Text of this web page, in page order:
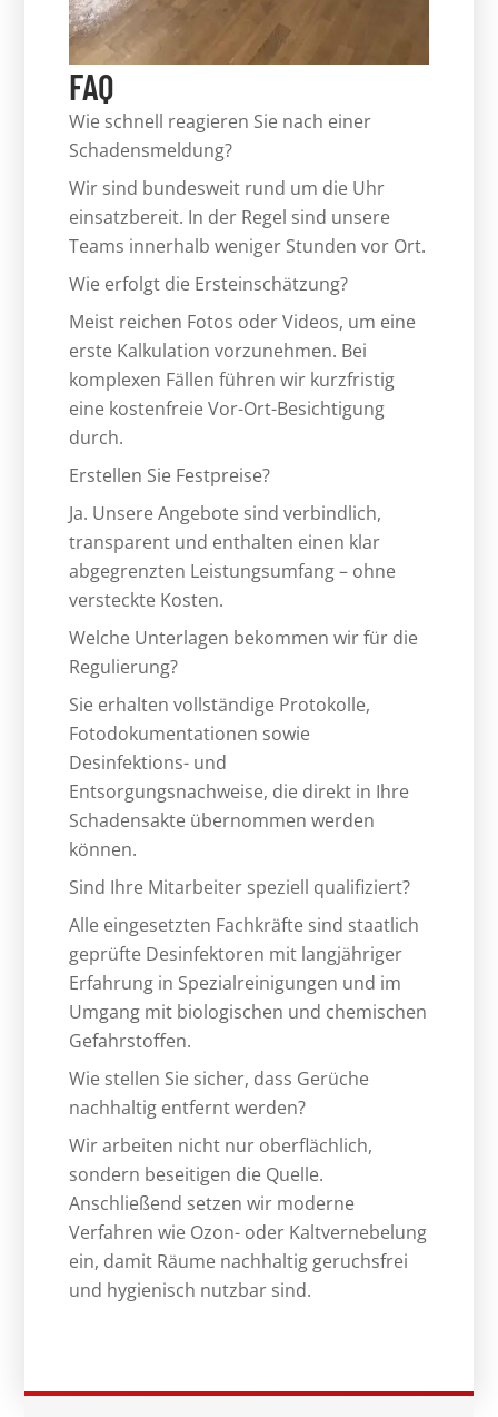
FAQ
Wie schnell reagieren Sie nach einer
Schadensmeldung?
Wir sind bundesweit rund um die Uhr
einsatzbereit. In der Regel sind unsere
Teams innerhalb weniger Stunden vor Ort.
Wie erfolgt die Ersteinschätzung?
Meist reichen Fotos oder Videos, um eine
erste Kalkulation vorzunehmen. Bei
komplexen Fällen führen wir kurzfristig
eine kostenfreie Vor-Ort-Besichtigung
durch.
Erstellen Sie Festpreise?
Ja. Unsere Angebote sind verbindlich,
transparent und enthalten einen klar
abgegrenzten Leistungsumfang – ohne
versteckte Kosten.
Welche Unterlagen bekommen wir für die
Regulierung?
Sie erhalten vollständige Protokolle,
Fotodokumentationen sowie
Desinfektions- und
Entsorgungsnachweise, die direkt in Ihre
Schadensakte übernommen werden
können.
Sind Ihre Mitarbeiter speziell qualifiziert?
Alle eingesetzten Fachkräfte sind staatlich
geprüfte Desinfektoren mit langjähriger
Erfahrung in Spezialreinigungen und im
Umgang mit biologischen und chemischen
Gefahrstoffen.
Wie stellen Sie sicher, dass Gerüche
nachhaltig entfernt werden?
Wir arbeiten nicht nur oberflächlich,
sondern beseitigen die Quelle.
Anschließend setzen wir moderne
Verfahren wie Ozon- oder Kaltvernebelung
ein, damit Räume nachhaltig geruchsfrei
und hygienisch nutzbar sind.